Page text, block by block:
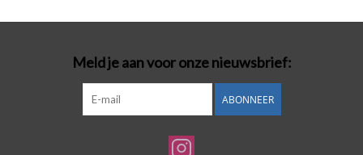
Meld je aan voor onze nieuwsbrief:
ABONNEER